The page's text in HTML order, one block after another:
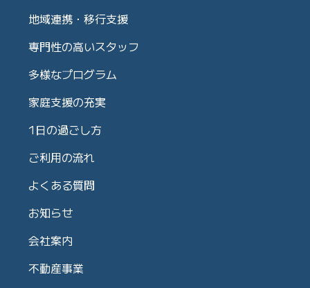
地域連携・移行支援
専門性の高いスタッフ
多様なプログラム
家庭支援の充実
1日の過ごし方
ご利用の流れ
よくある質問
お知らせ
会社案内
不動産事業